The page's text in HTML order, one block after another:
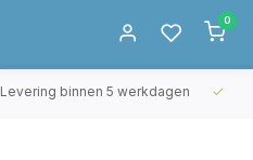
0
Levering binnen 5 werkdagen